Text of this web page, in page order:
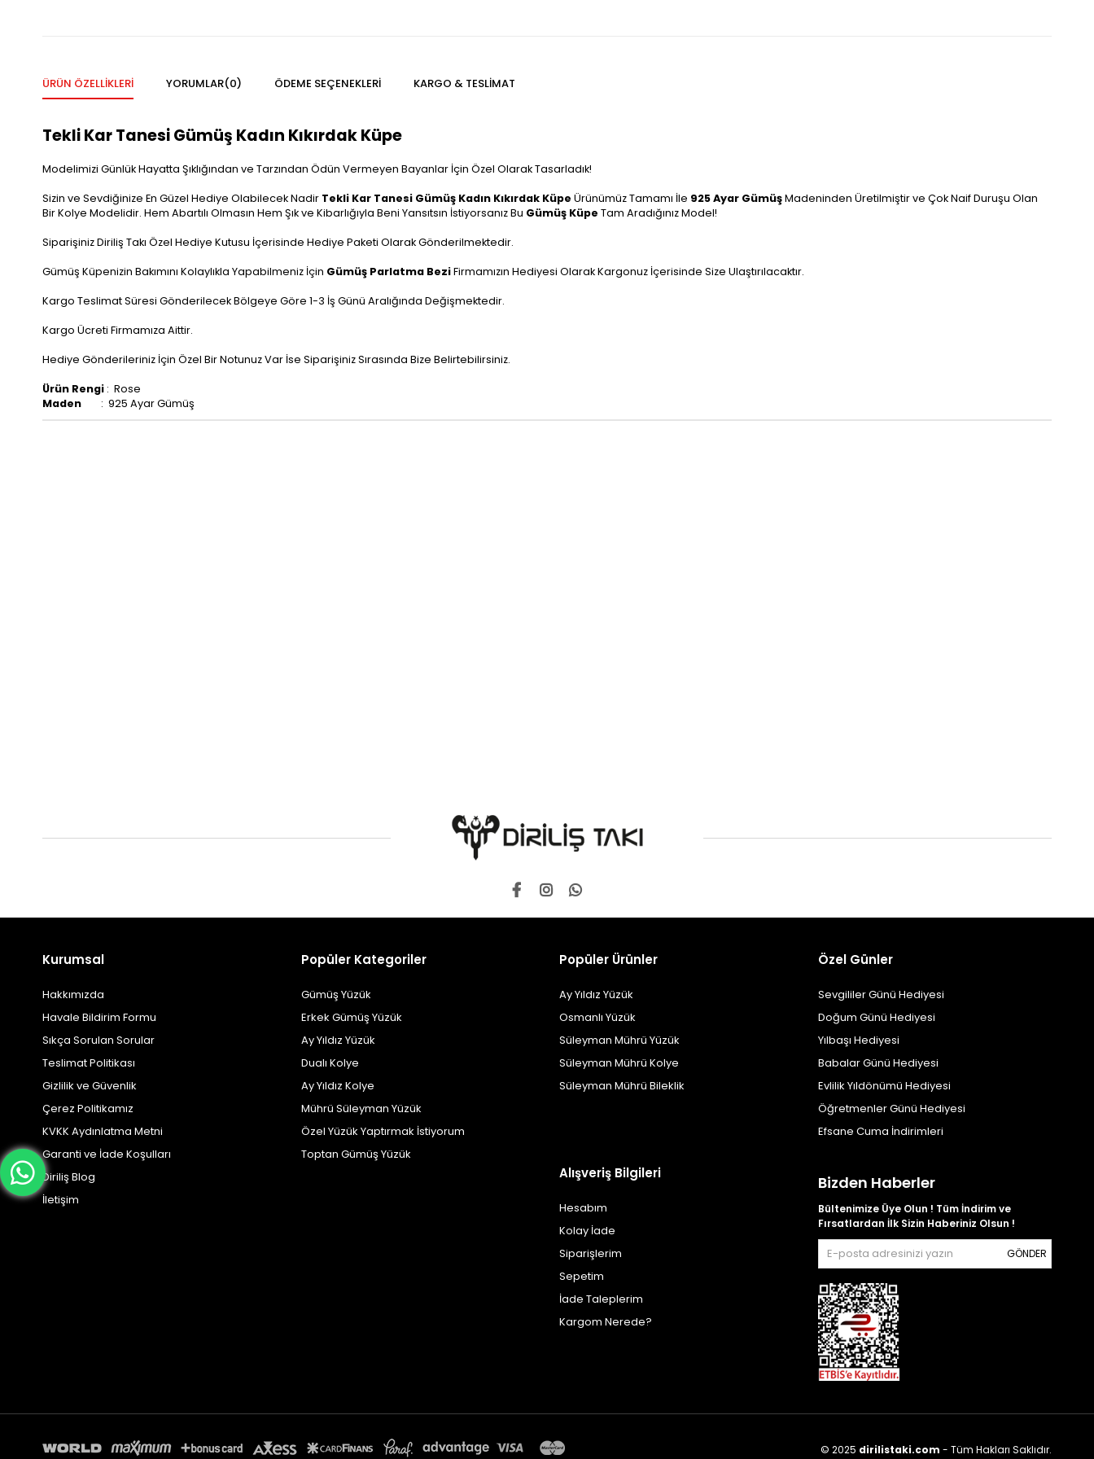
ÜRÜN ÖZELLIKLERI YORUMLAR(0) ÖDEME SEÇENEKLERI KARGO & TESLIMAT
Tekli Kar Tanesi Gümüş Kadın Kıkırdak Küpe
Modelimizi Günlük Hayatta Şıklığından ve Tarzından Ödün Vermeyen Bayanlar İçin Özel Olarak Tasarladık!
Sizin ve Sevdiğinize En Güzel Hediye Olabilecek Nadir Tekli Kar Tanesi Gümüş Kadın Kıkırdak Küpe Ürünümüz Tamamı İle 925 Ayar GümüşMadeninden Üretilmiştir ve Çok Naif Duruşu Olan
Bir Kolye Modelidir. Hem Abartılı Olmasın Hem Şık ve Kibarlığıyla Beni Yansıtsın İstiyorsanız Bu Gümüş Küpe Tam Aradığınız Model!
Siparişiniz Diriliş Takı Özel Hediye Kutusu İçerisinde Hediye Paketi Olarak Gönderilmektedir.
Gümüş Küpenizin Bakımını Kolaylıkla Yapabilmeniz İçin Gümüş Parlatma BeziFirmamızın Hediyesi Olarak Kargonuz İçerisinde Size Ulaştırılacaktır.
Kargo Teslimat Süresi Gönderilecek Bölgeye Göre 1-3 İş Günü Aralığında Değişmektedir.
Kargo Ücreti Firmamıza Aittir.
Hediye Gönderileriniz İçin Özel Bir Notunuz Var İse Siparişiniz Sırasında Bize Belirtebilirsiniz.
Ürün Rengi : Rose
Maden : 925 Ayar Gümüş
Kurumsal
Hakkımızda
Havale Bildirim Formu
Sıkça Sorulan Sorular
Teslimat Politikası
Gizlilik ve Güvenlik
Çerez Politikamız
KVKK Aydınlatma Metni
Garanti ve İade Koşulları
Diriliş Blog
İletişim
Popüler Kategoriler
Gümüş Yüzük
Erkek Gümüş Yüzük
Ay Yıldız Yüzük
Dualı Kolye
Ay Yıldız Kolye
Mührü Süleyman Yüzük
Özel Yüzük Yaptırmak İstiyorum
Toptan Gümüş Yüzük
Popüler Ürünler
Ay Yıldız Yüzük
Osmanlı Yüzük
Süleyman Mührü Yüzük
Süleyman Mührü Kolye
Süleyman Mührü Bileklik
Özel Günler
Sevgililer Günü Hediyesi
Doğum Günü Hediyesi
Yılbaşı Hediyesi
Babalar Günü Hediyesi
Evlilik Yıldönümü Hediyesi
Öğretmenler Günü Hediyesi
Efsane Cuma İndirimleri
Alışveriş Bilgileri
Hesabım
Kolay İade
Siparişlerim
Sepetim
İade Taleplerim
Kargom Nerede?
Bizden Haberler
Bültenimize Üye Olun ! Tüm İndirim ve
Fırsatlardan İlk Sizin Haberiniz Olsun !
GÖNDER
© 2025 dirilistaki.com - Tüm Hakları Saklıdır.